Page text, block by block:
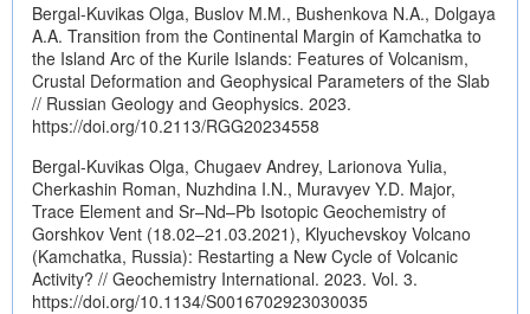
Bergal-Kuvikas Olga, Buslov M.M., Bushenkova N.A., Dolgaya
A.A. Transition from the Continental Margin of Kamchatka to
the Island Arc of the Kurile Islands: Features of Volcanism,
Crustal Deformation and Geophysical Parameters of the Slab
// Russian Geology and Geophysics. 2023.
https://doi.org/10.2113/RGG20234558
Bergal-Kuvikas Olga, Chugaev Andrey, Larionova Yulia,
Cherkashin Roman, Nuzhdina I.N., Muravyev Y.D. Major,
Trace Element and Sr–Nd–Pb Isotopic Geochemistry of
Gorshkov Vent (18.02–21.03.2021), Klyuchevskoy Volcano
(Kamchatka, Russia): Restarting a New Cycle of Volcanic
Activity? // Geochemistry International. 2023. Vol. 3.
https://doi.org/10.1134/S0016702923030035